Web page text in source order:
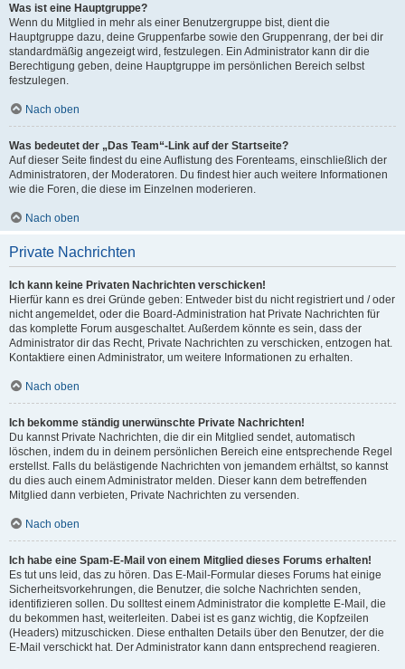
Was ist eine Hauptgruppe?
Wenn du Mitglied in mehr als einer Benutzergruppe bist, dient die
Hauptgruppe dazu, deine Gruppenfarbe sowie den Gruppenrang, der bei dir
standardmäßig angezeigt wird, festzulegen. Ein Administrator kann dir die
Berechtigung geben, deine Hauptgruppe im persönlichen Bereich selbst
festzulegen.
Nach oben
Was bedeutet der „Das Team“-Link auf der Startseite?
Auf dieser Seite findest du eine Auflistung des Forenteams, einschließlich der
Administratoren, der Moderatoren. Du findest hier auch weitere Informationen
wie die Foren, die diese im Einzelnen moderieren.
Nach oben
Private Nachrichten
Ich kann keine Privaten Nachrichten verschicken!
Hierfür kann es drei Gründe geben: Entweder bist du nicht registriert und / oder
nicht angemeldet, oder die Board-Administration hat Private Nachrichten für
das komplette Forum ausgeschaltet. Außerdem könnte es sein, dass der
Administrator dir das Recht, Private Nachrichten zu verschicken, entzogen hat.
Kontaktiere einen Administrator, um weitere Informationen zu erhalten.
Nach oben
Ich bekomme ständig unerwünschte Private Nachrichten!
Du kannst Private Nachrichten, die dir ein Mitglied sendet, automatisch
löschen, indem du in deinem persönlichen Bereich eine entsprechende Regel
erstellst. Falls du belästigende Nachrichten von jemandem erhältst, so kannst
du dies auch einem Administrator melden. Dieser kann dem betreffenden
Mitglied dann verbieten, Private Nachrichten zu versenden.
Nach oben
Ich habe eine Spam-E-Mail von einem Mitglied dieses Forums erhalten!
Es tut uns leid, das zu hören. Das E-Mail-Formular dieses Forums hat einige
Sicherheitsvorkehrungen, die Benutzer, die solche Nachrichten senden,
identifizieren sollen. Du solltest einem Administrator die komplette E-Mail, die
du bekommen hast, weiterleiten. Dabei ist es ganz wichtig, die Kopfzeilen
(Headers) mitzuschicken. Diese enthalten Details über den Benutzer, der die
E-Mail verschickt hat. Der Administrator kann dann entsprechend reagieren.